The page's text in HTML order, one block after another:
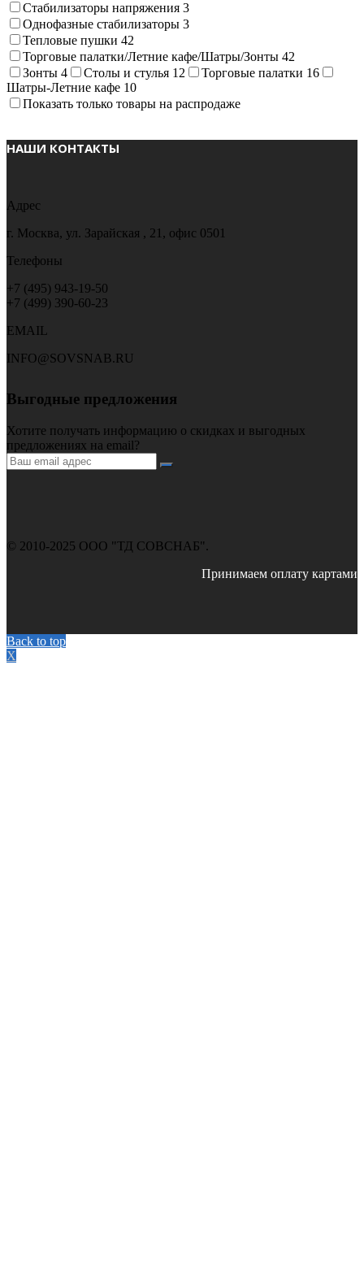
Стабилизаторы напряжения 3
Однофазные стабилизаторы 3
Тепловые пушки 42
Торговые палатки/Летние кафе/Шатры/Зонты 42
Зонты 4 Столы и стулья 12 Торговые палатки 16
Шатры-Летние кафе 10
Показать только товары на распродаже
НАШИ КОНТАКТЫ
Адрес
г. Москва, ул. Зарайская , 21, офис 0501
Телефоны
+7 (495) 943-19-50
+7 (499) 390-60-23
EMAIL
INFO@SOVSNAB.RU
Выгодные предложения
Хотите получать информацию о скидках и выгодных
предложениях на email?
© 2010-2025 ООО "ТД СОВСНАБ".
Принимаем оплату картами
Back to top
X